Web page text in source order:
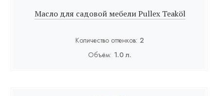
Масло для садовой мебели Pullex Teaköl
Количество оттенков: 2
Объём: 1.0 л.